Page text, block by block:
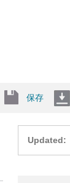
保存
Updated: